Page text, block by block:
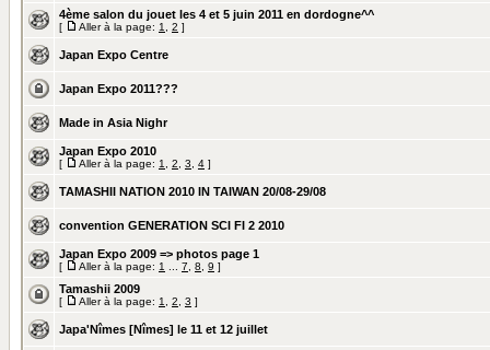
4ème salon du jouet les 4 et 5 juin 2011 en dordogne^^
[ Aller à la page: 1 2 ]
Japan Expo Centre
Japan Expo 2011???
Made in Asia Nighr
Japan Expo 2010
[ Aller à la page: 1 2 3 4 ]
TAMASHII NATION 2010 IN TAIWAN 20/08-29/08
convention GENERATION SCI FI 2 2010
Japan Expo 2009 => photos page 1
[ Aller à la page: 1 7 8 9 ]
Tamashii 2009
[ Aller à la page: 1 2 3 ]
Japa'Nîmes [Nîmes] le 11 et 12 juillet